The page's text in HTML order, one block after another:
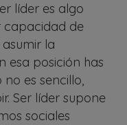
líder es algo
capacidad de
la
esa posición has
es sencillo,
Ser líder supone
sociales